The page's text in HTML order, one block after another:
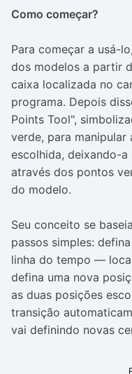
Como começar?
Para começar a usá-
dos modelos a partir
caixa localizada no
programa. Depois
Points Tool",
verde, para
escolhida, deixando-
através dos pontos
do modelo.
Seu conceito se
passos simples:
linha do tempo —
defina uma nova
as duas posições
transição
vai definindo novas